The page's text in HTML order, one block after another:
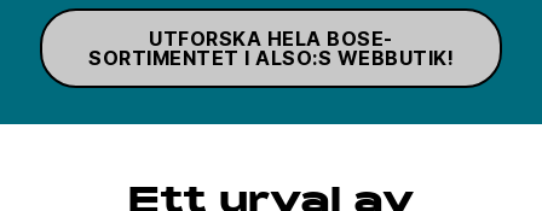
UTFORSKA HELA BOSE-
SORTIMENTET I ALSO:S WEBBUTIK!